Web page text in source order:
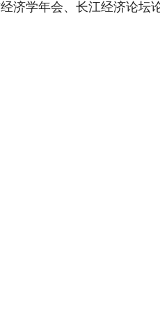
济学年会、长江经济论坛